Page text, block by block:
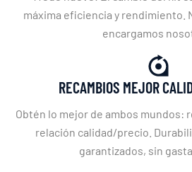
máxima eficiencia y rendimiento.
encargamos
RECAMBIOS MEJOR
Obtén lo mejor de ambos mundos:
relación calidad/precio.
garantizados, sin